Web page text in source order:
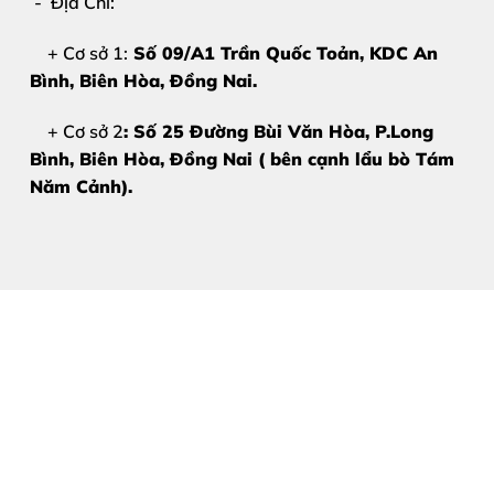
Thời gian nhanh – lấy liền trong ngày
Bảo hành rõ ràng, minh bạch
Khách hàng được xem trực tiếp quá trình ép
Đặc biệt, với dòngiPad Pro M4 màn hình OLED
Hở sáng
+ Cơ sở 1: Số 09/A1 Trần Quốc Toản, KDC An
Bình, Biên Hòa, Đồng Nai.
+ Cơ sở 2: Số 25 Đường Bùi Văn Hòa, P.Long
Bình, Biên Hòa, Đồng Nai ( bên cạnh lẩu bò Tám
Năm Cảnh).